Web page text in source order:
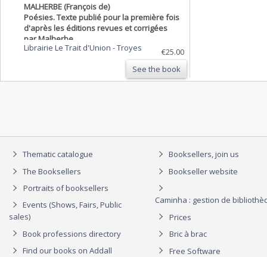
MALHERBE (François de)
Poésies. Texte publié pour la première fois
d'après les éditions revues et corrigées
par Malherbe,
Librairie Le Trait d'Union -Troyes
€25.00
See the book
Thematic catalogue
The Booksellers
Portraits of booksellers
Events (Shows, Fairs, Public
sales)
Book professions directory
Find our books on Addall
Booksellers, join us
Bookseller website
Caminha : gestion de
Prices
Bric à brac
Free Software